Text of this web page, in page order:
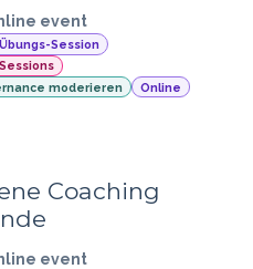
event
Session
moderieren
Online
Coaching
event